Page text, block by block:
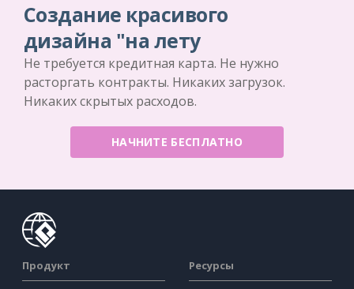
Создание красивого
дизайна "на лету
Не требуется кредитная карта. Не нужно
расторгать контракты. Никаких загрузок.
Никаких скрытых расходов.
НАЧНИТЕ БЕСПЛАТНО
Продукт Ресурсы